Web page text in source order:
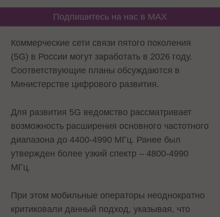
Подпишитесь на нас в MAX
Коммерческие сети связи пятого поколения
(5G) в России могут заработать в 2026 году.
Соответствующие планы обсуждаются в
Министерстве цифрового развития.
Для развития 5G ведомство рассматривает
возможность расширения основного частотного
диапазона до 4400-4990 МГц. Ранее был
утвержден более узкий спектр – 4800-4990
МГц.
При этом мобильные операторы неоднократно
критиковали данный подход, указывая, что